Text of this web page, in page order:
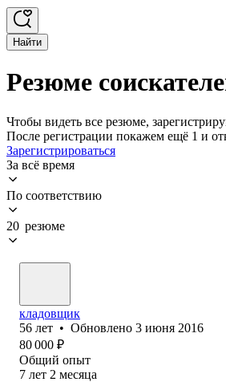
Найти
Резюме
Чтобы видеть все резюме,
После регистрации покажем ещё 1 и
Зарегистрироваться
За всё время
По соответствию
20 резюме
кладовщик
56 лет • Обновлено 3 июня 2016
80 000 ₽
Общий опыт
7 лет 2 месяца